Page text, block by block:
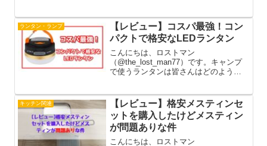
るとのことです。いったいどのような
ことになるのかワ...
ランタン・ランプ
【レビュー】コスパ最強！コン
パクトで格安なLEDランタン
こんにちは、ロストマン
（@the_lost_man77）です。キャンプ
で使うランタンは皆さんはどのような
安いランタンを使っていました。しか
し、残念ながら利尻島という北海道の...
キッチン関連
【レビュー】格安メスティンセ
ットを購入したけどメスティン
が問題ありな件
こんにちは、ロストマン